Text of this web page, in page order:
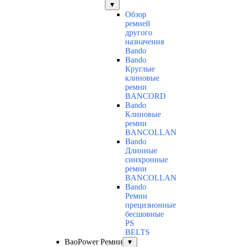
▼
Обзор
ремней
другого
назначения
Bando
Bando
Круглые
клиновые
ремни
BANCORD
Bando
Клиновые
ремни
BANCOLLAN
Bando
Длинные
синхронные
ремни
BANCOLLAN
Bando
Ремни
прецизионные
бесшовные
PS
BELTS
BaoPower Ремни
▼